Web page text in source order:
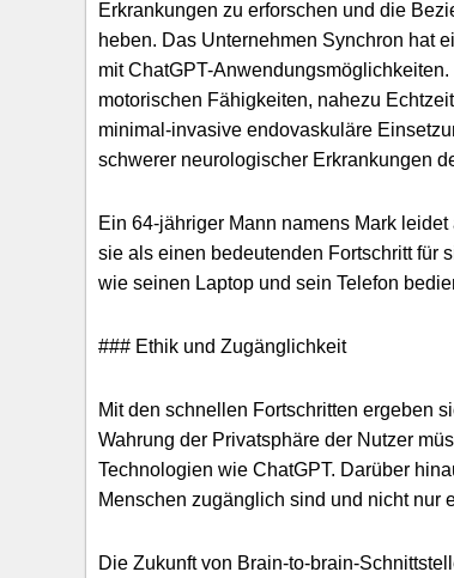
Erkrankungen zu erforschen und die
heben. Das Unternehmen Synchron hat
mit ChatGPT-
motorischen Fähigkeiten, nahezu
minimal-invasive endovaskuläre
schwerer neurologischer Erkrankungen
Ein 64-jähriger Mann namens Mark
sie als einen bedeutenden Fortschritt für
wie seinen Laptop und sein Telefon
### Ethik und Zugänglichkeit
Mit den schnellen Fortschritten ergeben
Wahrung der Privatsphäre der Nutzer
Technologien wie ChatGPT. Darüber
Menschen zugänglich sind und nicht nur
Die Zukunft von Brain-to-brain-